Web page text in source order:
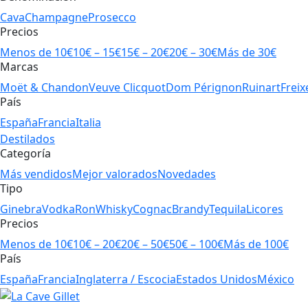
CavaChampagneProsecco
Precios
Menos de 10€10€ – 15€15€ – 20€20€ – 30€Más de 30€
Marcas
Moët & ChandonVeuve ClicquotDom PérignonRuinart
País
EspañaFranciaItalia
Destilados
Categoría
Más vendidosMejor valoradosNovedades
Tipo
GinebraVodkaRonWhiskyCognacBrandyTequilaLicores
Precios
Menos de 10€10€ – 20€20€ – 50€50€ – 100€Más de 100€
País
EspañaFranciaInglaterra / EscociaEstados UnidosMéxico